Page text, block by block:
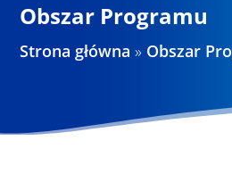
Projekty
Obszar Programu
Strona główna » Obszar